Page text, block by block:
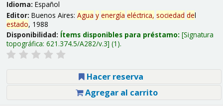
Idioma: Español
Editor: Buenos Aires: Agua y energía eléctrica, sociedad del
estado, 1988
Disponibilidad: Ítems disponibles para préstamo: Signatura
topográfica: 621.374.5/A282/v.3 (1).
Hacer reserva
Agregar al carrito